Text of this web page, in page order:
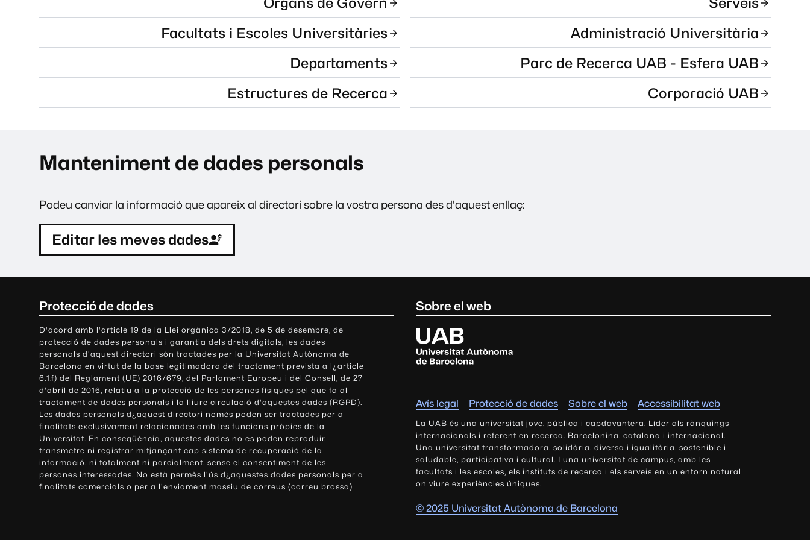
Facultats i Escoles Universitàries
Departaments
Estructures de Recerca
Administració Universitària
Parc de Recerca UAB - Esfera UAB
Corporació UAB
Manteniment de dades personals
Podeu canviar la informació que apareix al directori sobre la vostra persona des d'aquest enllaç:
Editar les meves dades
Protecció de dades
D'acord amb l'article 19 de la Llei orgànica 3/2018, de 5 de desembre, de
protecció de dades personals i garantia dels drets digitals, les dades
personals d'aquest directori són tractades per la Universitat Autònoma de
Barcelona en virtut de la base legitimadora del tractament prevista a l¿article
6.1.f) del Reglament (UE) 2016/679, del Parlament Europeu i del Consell, de 27
d'abril de 2016, relatiu a la protecció de les persones físiques pel que fa al
tractament de dades personals i la lliure circulació d'aquestes dades (RGPD).
Les dades personals d¿aquest directori només poden ser tractades per a
finalitats exclusivament relacionades amb les funcions pròpies de la
Universitat. En conseqüència, aquestes dades no es poden reproduir,
transmetre ni registrar mitjançant cap sistema de recuperació de la
informació, ni totalment ni parcialment, sense el consentiment de les
persones interessades. No està permès l'ús d¿aquestes dades personals per a
finalitats comercials o per a l'enviament massiu de correus (correu brossa)
Sobre el web
U
n
i
s
i
t
a
t
A
u
t
ò
Avís legal Protecció de dades Sobre el web Accessibilitat web
La UAB és una universitat jove, pública i capdavantera. Líder als rànquings
internacionals i referent en recerca. Barcelonina, catalana i internacional.
Una universitat transformadora, solidària, diversa i igualitària, sostenible i
saludable, participativa i cultural. I una universitat de campus, amb les
facultats i les escoles, els instituts de recerca i els serveis en un entorn natural
on viure experiències úniques.
© 2025 Universitat Autònoma de Barcelona